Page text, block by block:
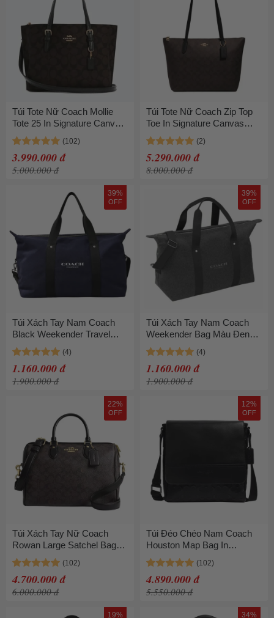
Túi Tote Nữ Coach Mollie
Tote 25 In Signature Canvas
CV965 Màu Đen Nâu
3.990.000 đ
5.000.000 đ
Túi Tote Nữ Coach Zip Top
Toe In Signature Canvas
4455 Màu Nâu Đen
5.290.000 đ
8.000.000 đ
39%
OFF
Túi Xách Tay Nam Coach
Black Weekender Travel
Gym Duffle Bag Màu Xanh
Navy
1.160.000 đ
1.900.000 đ
39%
OFF
Túi Xách Tay Nam Coach
Weekender Bag Màu Đen
Xám
1.160.000 đ
1.900.000 đ
22%
OFF
Túi Xách Tay Nữ Coach
Rowan Large Satchel Bag In
Signature Canvas CV959
Màu Nâu
4.700.000 đ
6.000.000 đ
12%
OFF
Túi Đéo Chéo Nam Coach
Houston Map Bag In
Signature Leather 4006 Màu
Đen
4.890.000 đ
5.550.000 đ
19% 34%